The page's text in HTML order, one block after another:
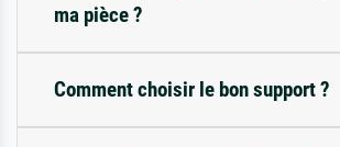
ma pièce ?
Comment choisir le bon support ?